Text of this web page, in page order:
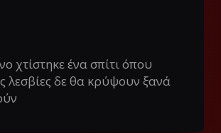
χτίστηκε ένα σπίτι όπου
λεσβίες δε θα κρύψουν ξανά